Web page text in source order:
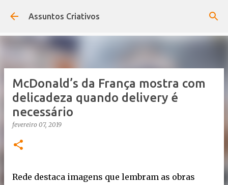
Pular para o conteúdo principal
Assuntos Criativos
McDonald’s da França mostra com
delicadeza quando delivery é
necessário
fevereiro 07, 2019
Rede destaca imagens que lembram as obras